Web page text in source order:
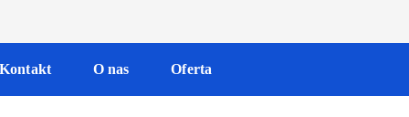
Kontakt O nas Oferta